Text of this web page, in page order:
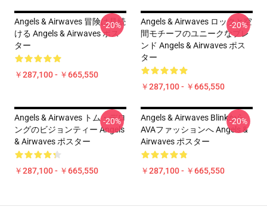
Angels & Airwaves 冒険は見続
ける Angels & Airwaves ポス
ター
￥287,100 - ￥665,550
-20%
Angels & Airwaves ロックと空
間モチーフのユニークなブレ
ンド Angels & Airwaves ポス
ター
￥287,100 - ￥665,550
-20%
Angels & Airwaves トム・デロ
ングのビジョンティー Angels
& Airwaves ポスター
￥287,100 - ￥665,550
-20%
Angels & Airwaves Blinkから
AVAファッションへ Angels &
Airwaves ポスター
￥287,100 - ￥665,550
-20%